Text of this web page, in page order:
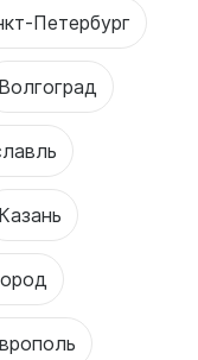
Петербург
Волгоград
Казань